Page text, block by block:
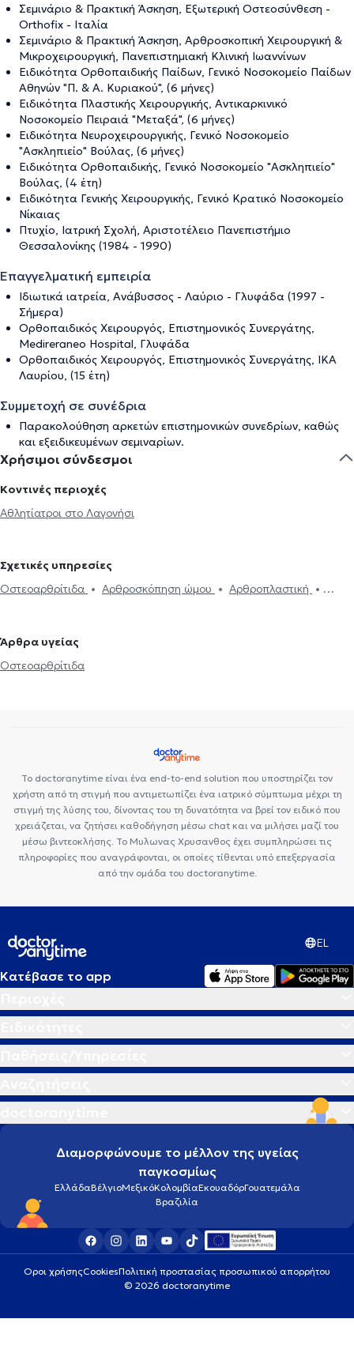
Σεμινάριο & Πρακτική Άσκηση, Εξωτερική Οστεοσύνθεση -
Orthofix - Ιταλία
Σεμινάριο & Πρακτική Άσκηση, Αρθροσκοπική Χειρουργική &
Μικροχειρουργική, Πανεπιστημιακή Κλινική Ιωαννίνων
Ειδικότητα Ορθοπαιδικής Παίδων, Γενικό Νοσοκομείο Παίδων
Αθηνών "Π. & Α. Κυριακού", (6 μήνες)
Ειδικότητα Πλαστικής Χειρουργικής, Αντικαρκινικό
Νοσοκομείο Πειραιά "Μεταξά", (6 μήνες)
Ειδικότητα Νευροχειρουργικής, Γενικό Νοσοκομείο
"Ασκληπιείο" Βούλας, (6 μήνες)
Ειδικότητα Ορθοπαιδικής, Γενικό Νοσοκομείο "Ασκληπιείο"
Βούλας, (4 έτη)
Ειδικότητα Γενικής Χειρουργικής, Γενικό Κρατικό Νοσοκομείο
Νίκαιας
Πτυχίο, Ιατρική Σχολή, Αριστοτέλειο Πανεπιστήμιο
Θεσσαλονίκης (1984 - 1990)
Επαγγελματική εμπειρία
Ιδιωτικά ιατρεία, Ανάβυσσος - Λαύριο - Γλυφάδα (1997 -
Σήμερα)
Ορθοπαιδικός Χειρουργός, Επιστημονικός Συνεργάτης,
Medireraneo Hospital, Γλυφάδα
Ορθοπαιδικός Χειρουργός, Επιστημονικός Συνεργάτης, ΙΚΑ
Λαυρίου, (15 έτη)
Συμμετοχή σε συνέδρια
Παρακολούθηση αρκετών επιστημονικών συνεδρίων, καθώς
και εξειδικευμένων σεμιναρίων.
Χρήσιμοι σύνδεσμοι
Κοντινές περιοχές
Αθλητίατροι στο Λαγονήσι
Σχετικές υπηρεσίες
Οστεοαρθρίτιδα
Αρθροσκόπηση ώμου
Αρθροπλαστική
σε αιμοπετάλια)
Άρθρα υγείας
Οστεοαρθρίτιδα
Το doctoranytime είναι ένα end-to-end solution που υποστηρίζει τον
χρήστη από τη στιγμή που αντιμετωπίζει ένα ιατρικό σύμπτωμα μέχρι τη
στιγμή της λύσης του, δίνοντας του τη δυνατότητα να βρεί τον ειδικό που
χρειάζεται, να ζητήσει καθοδήγηση μέσω chat και να μιλήσει μαζί του
μέσω βιντεοκλήσης. Το Μυλωνας Χρυσανθος έχει συμπληρώσει τις
πληροφορίες που αναγράφονται, οι οποίες τίθενται υπό επεξεργασία
από την ομάδα του doctoranytime.
EL
Κατέβασε το app
Διαμορφώνουμε το μέλλον της υγείας
παγκοσμίως
ΕλλάδαΒέλγιοΜεξικόΚολομβίαΕκουαδόρΓουατεμάλα
Βραζιλία
Οροι χρήσηςCookiesΠολιτική προστασίας προσωπικού απορρήτου
© 2026 doctoranytime